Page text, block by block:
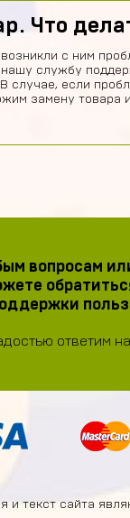
Что
с ним
службу
случае, если
замену товара
вопросам
ответим
и текст сайта